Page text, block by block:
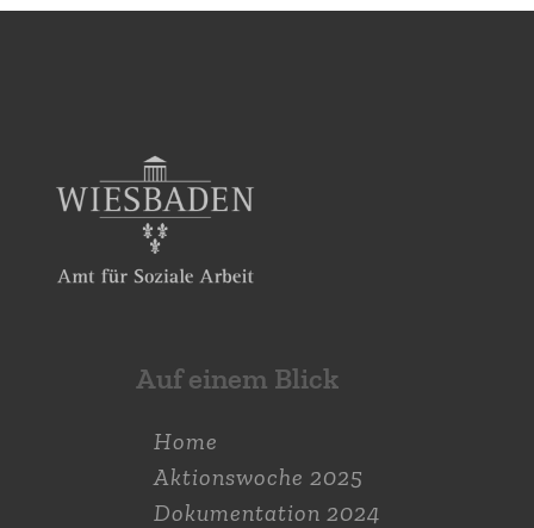
Auf einem Blick
Home
Aktions­woche 2025
Dokumen­tation 2024